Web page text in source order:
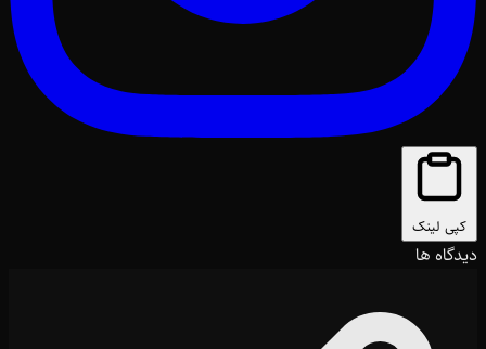
کپی لینک
دیدگاه ها